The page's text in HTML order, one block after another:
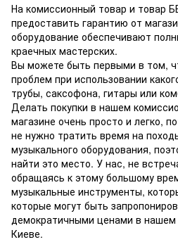
На комиссионный товар и товар
предоставить гарантию от
оборудование обеспечивают
краечных мастерских.
Вы можете быть первыми в том,
проблем при использовании
трубы, саксофона, гитары или
Делать покупки в нашем
магазине очень просто и легко,
не нужно тратить время на
музыкального оборудования,
найти это место. У нас, не
обращаясь к этому большому
музыкальные инструменты,
которые могут быть
демократичными ценами в нашем
Киеве.